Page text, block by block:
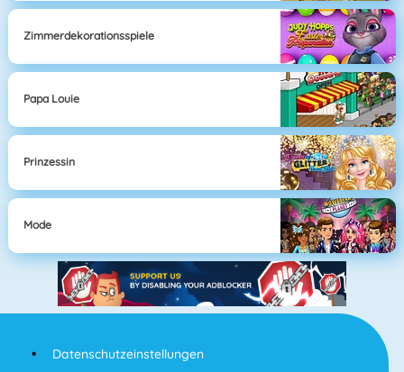
Zimmerdekorationsspiele
Papa Louie
Prinzessin
Mode
Datenschutzeinstellungen